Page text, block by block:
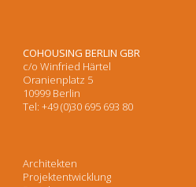
COHOUSING BERLIN GBR
c/o Winfried Härtel
Oranienplatz 5
10999 Berlin
Tel: +49 (0)30 695 693 80
Architekten
Projektentwicklung